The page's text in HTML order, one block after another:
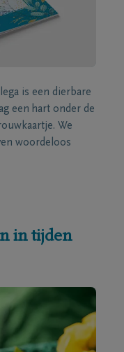
is een dierbare
een hart onder de
We
woordeloos
in tijden